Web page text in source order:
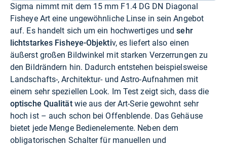
Sigma nimmt mit dem 15 mm F1.4 DG DN Diagonal
Fisheye Art eine ungewöhnliche Linse in sein Angebot
auf. Es handelt sich um ein hochwertiges undsehr
lichtstarkes Fisheye-Objektiv, es liefert also einen
äußerst großen Bildwinkel mit starken Verzerrungen zu
den Bildrändern hin. Dadurch entstehen beispielsweise
Landschafts-, Architektur- und Astro-Aufnahmen mit
einem sehr speziellen Look. Im Test zeigt sich, dass die
optische Qualitätwie aus der Art-Serie gewohnt sehr
hoch ist – auch schon bei Offenblende. Das Gehäuse
bietet jede Menge Bedienelemente. Neben dem
obligatorischen Schalter für manuellen und